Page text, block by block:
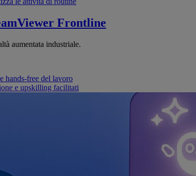
Frontline
aumentata industriale.
hands-free del lavoro
e upskilling facilitati